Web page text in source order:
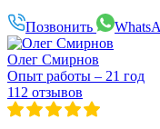
Позвонить
Олег Смирнов
Опыт работы – 21 год
112 отзывов